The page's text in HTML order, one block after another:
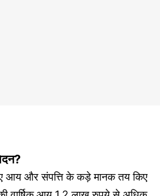
आय और संपत्ति के कड़े मानक तय किए